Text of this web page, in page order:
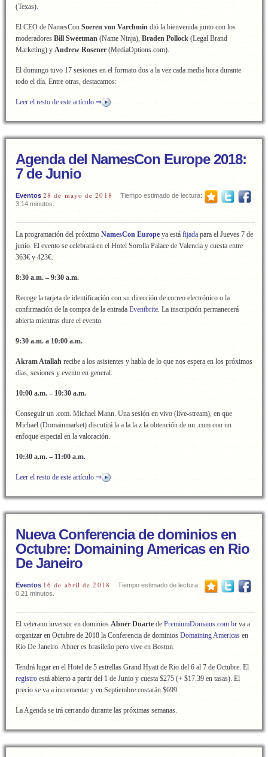
(Texas).
El CEO de NamesCon Soeren von Varchmin dió la bienvenida junto con los
moderadores Bill Sweetman (Name Ninja), Braden Pollock (Legal Brand
Marketing) y Andrew Rosener (MediaOptions.com).
El domingo tuvo 17 sesiones en el formato dos a la vez cada media hora durante
todo el día. Entre otras, destacamos:
Leer el resto de este artículo ⇒
Agenda del NamesCon Europe 2018:
7 de Junio
Eventos 28 de mayo de 2018
Tiempo estimado de lectura:
3,14 minutos.
La programación del próximo NamesCon Europe ya está fijada para el Jueves 7 de
junio. El evento se celebrará en el Hotel Sorolla Palace de Valencia y cuesta entre
363€ y 423€.
8:30 a.m. – 9:30 a.m.
Recoge la tarjeta de identificación con su dirección de correo electrónico o la
confirmación de la compra de la entrada Eventbrite. La inscripción permanecerá
abierta mientras dure el evento.
9:30 a.m. a 10:00 a.m.
Akram Atallah recibe a los asistentes y habla de lo que nos espera en los próximos
días, sesiones y evento en general.
10:00 a.m. – 10:30 a.m.
Conseguir un .com. Michael Mann. Una sesión en vivo (live-stream), en que
Michael (Domainmarket) discutirá la a la la z la obtención de un .com con un
enfoque especial en la valoración.
10:30 a.m. – 11:00 a.m.
Leer el resto de este artículo ⇒
Nueva Conferencia de dominios en
Octubre: Domaining Americas en Rio
De Janeiro
Eventos 16 de abril de 2018
Tiempo estimado de lectura:
0,21 minutos.
El veterano inversor en dominios Abner Duarte de PremiumDomains.com.br va a
organizar en Octubre de 2018 la Conferencia de dominios Domaining Americas en
Rio De Janeiro. Abner es brasileño pero vive en Boston.
Tendrá lugar en el Hotel de 5 estrellas Grand Hyatt de Rio del 6 al 7 de Octubre. El
registro está abierto a partir del 1 de Junio y cuesta $275 (+ $17.39 en tasas). El
precio se va a incrementar y en Septiembre costarán $699.
La Agenda se irá cerrando durante las próximas semanas.